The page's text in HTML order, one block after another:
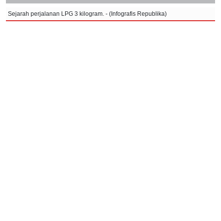
Sejarah perjalanan LPG 3 kilogram. - (Infografis Republika)